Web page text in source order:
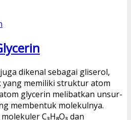
dikenal sebagai gliserol,
yang memiliki struktur atom
glycerin melibatkan unsur-
membentuk molekulnya.
C₃H₈O₃ dan